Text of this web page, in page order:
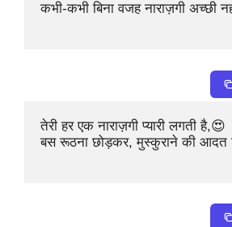
कभी-कभी बिना वजह नाराज़गी अच्छी
तेरी हर एक नाराज़गी प्यारी लगती है,😍
बस रूठना छोड़कर, मुस्कुराने की आदत